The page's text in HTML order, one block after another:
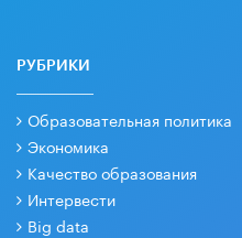
РУБРИКИ
Образовательная политика
Экономика
Качество образования
Интервести
Big data